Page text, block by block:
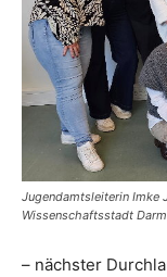
Jugendamtsleiterin Imke
Wissenschaftsstadt
– nächster